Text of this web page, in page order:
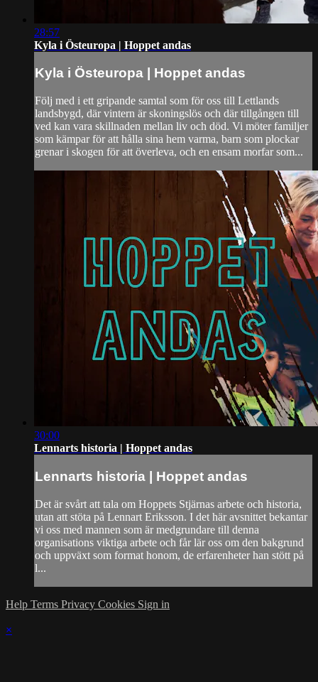
28:57
Kyla i Östeuropa | Hoppet andas
Kyla i Östeuropa | Hoppet andas
Följ med i ett gripande samtal som för oss till Lettlands
landsbygd, där vintern är skoningslös och där tillgången till
ved kan vara skillnaden mellan liv och död. Vi möter familjer
som kämpar för att hålla sina hem varma, barn som plockar
grenar i skogen för att överleva, och en ensam morfar som...
30:00
Lennarts historia | Hoppet andas
Lennarts historia | Hoppet andas
Det är svårt att tala om Hoppets Stjärnas arbete och historia,
utan att stöta på Lennart Eriksson. I det här avsnittet bekantar
vi oss med mannen som är medgrundare till denna
organisations viktiga arbete och får lär oss om den bakgrund
och uppväxt som format honom, de erfarenheter han stött på
l...
Help Terms Privacy Cookies Sign in
×